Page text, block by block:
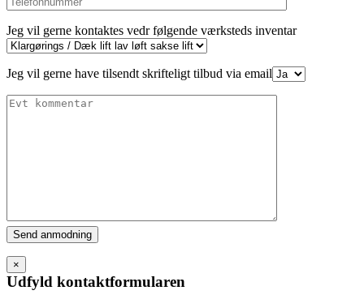
Jeg vil gerne kontaktes vedr følgende værksteds inventar
Jeg vil gerne have tilsendt skrifteligt tilbud via email
Please
leave
this
field
empty.
×
Udfyld kontaktformularen